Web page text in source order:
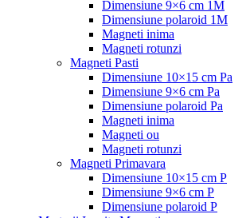
Dimensiune 9×6 cm 1M
Dimensiune polaroid 1M
Magneti inima
Magneti rotunzi
Magneti Pasti
Dimensiune 10×15 cm Pa
Dimensiune 9×6 cm Pa
Dimensiune polaroid Pa
Magneti inima
Magneti ou
Magneti rotunzi
Magneti Primavara
Dimensiune 10×15 cm P
Dimensiune 9×6 cm P
Dimensiune polaroid P